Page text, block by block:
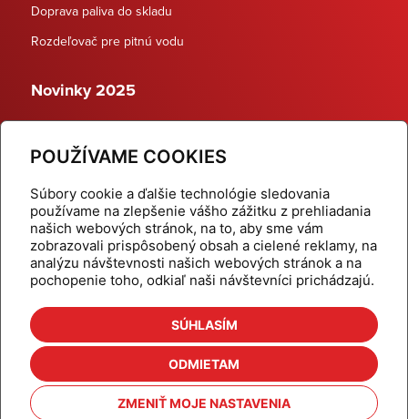
POUŽÍVAME COOKIES
Súbory cookie a ďalšie technológie sledovania
používame na zlepšenie vášho zážitku z prehliadania
našich webových stránok, na to, aby sme vám
zobrazovali prispôsobený obsah a cielené reklamy, na
analýzu návštevnosti našich webových stránok a na
pochopenie toho, odkiaľ naši návštevníci prichádzajú.
SÚHLASÍM
ODMIETAM
ZMENIŤ MOJE NASTAVENIA
Doprava paliva do skladu
Rozdeľovač pre pitnú vodu
Novinky 2025
Dynamické termostatické ventily
Domov
Produkty
Aktuality
Odber šikovné tipy
Kalkulačky
Cenníky
Na stiahnutie
Referencie
Kontakt